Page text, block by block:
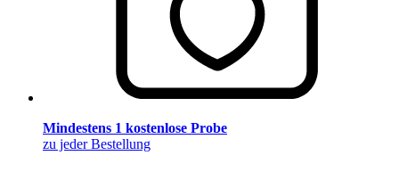
Mindestens 1 kostenlose Probe
zu jeder Bestellung